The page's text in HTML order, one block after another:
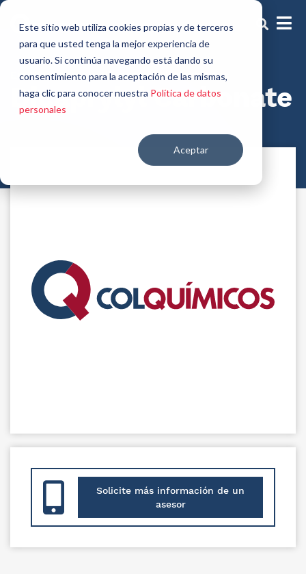
Este sitio web utiliza cookies propias y de terceros
para que usted tenga la mejor experiencia de
usuario. Si continúa navegando está dando su
consentimiento para la aceptación de las mismas,
haga clic para conocer nuestra Política de datos
personales
Aceptar
Emolientes, solubilizantes y dispersantes
Dicaprylyl Carbonate
Solicite más información de un
asesor